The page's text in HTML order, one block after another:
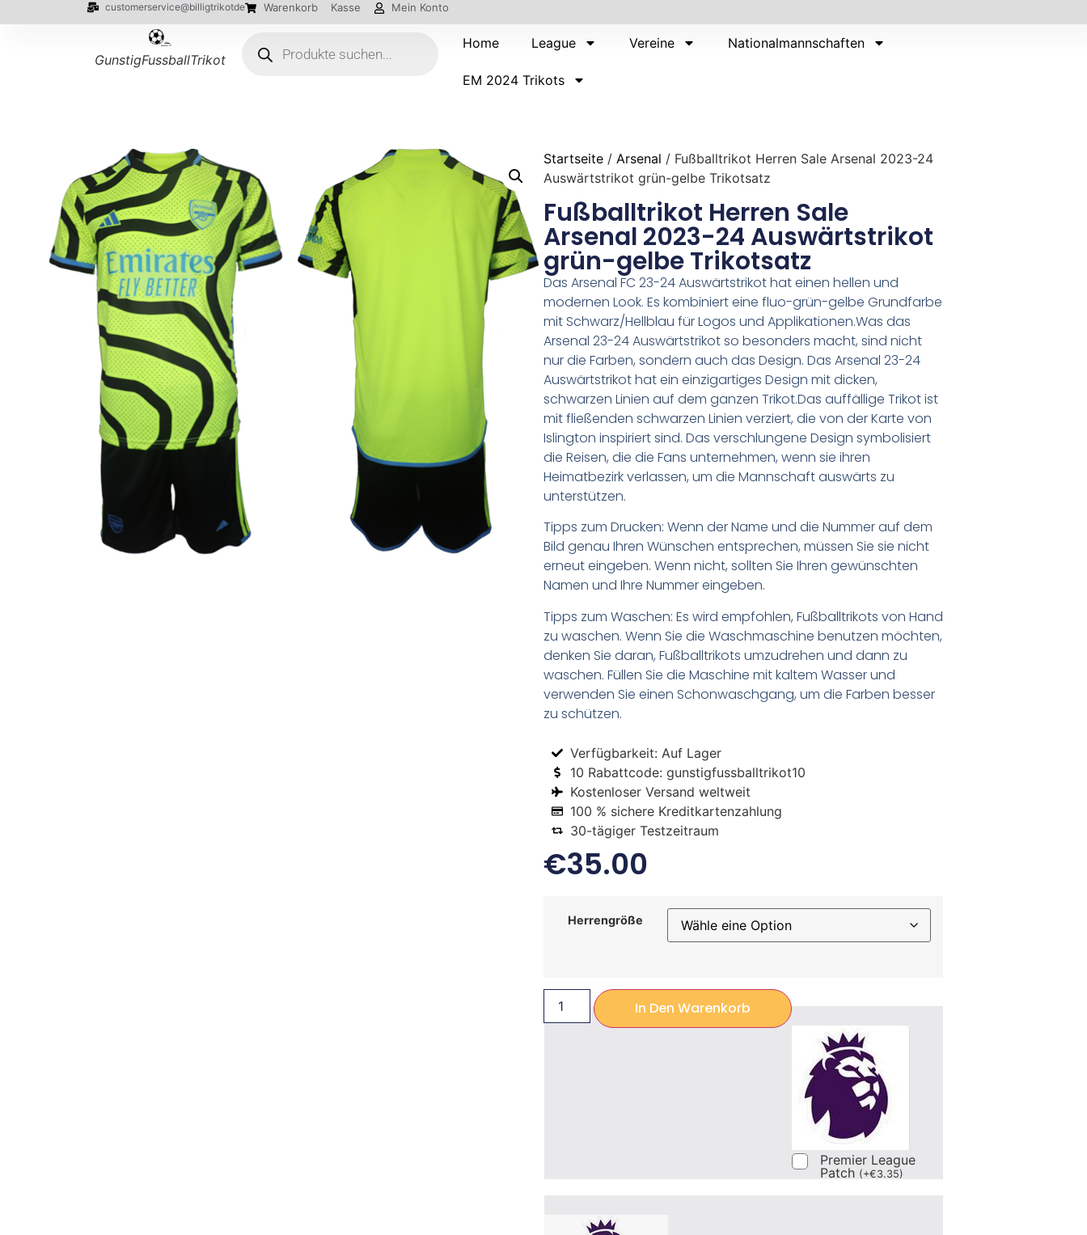
customerservice@billigtrikotde Warenkorb Kasse Mein Konto
GunstigFussballTrikot
Home League Vereine Nationalmannschaften
EM 2024 Trikots
Startseite / Arsenal / Fußballtrikot Herren Sale Arsenal 2023-24
Auswärtstrikot grün-gelbe Trikotsatz
Fußballtrikot Herren Sale
Arsenal 2023-24 Auswärtstrikot
grün-gelbe Trikotsatz
Das Arsenal FC 23-24 Auswärtstrikot hat einen hellen und
modernen Look. Es kombiniert eine fluo-grün-gelbe Grundfarbe
mit Schwarz/Hellblau für Logos und Applikationen.Was das
Arsenal 23-24 Auswärtstrikot so besonders macht, sind nicht
nur die Farben, sondern auch das Design. Das Arsenal 23-24
Auswärtstrikot hat ein einzigartiges Design mit dicken,
schwarzen Linien auf dem ganzen Trikot.Das auffällige Trikot ist
mit fließenden schwarzen Linien verziert, die von der Karte von
Islington inspiriert sind. Das verschlungene Design symbolisiert
die Reisen, die die Fans unternehmen, wenn sie ihren
Heimatbezirk verlassen, um die Mannschaft auswärts zu
unterstützen.
Tipps zum Drucken: Wenn der Name und die Nummer auf dem
Bild genau Ihren Wünschen entsprechen, müssen Sie sie nicht
erneut eingeben. Wenn nicht, sollten Sie Ihren gewünschten
Namen und Ihre Nummer eingeben.
Tipps zum Waschen: Es wird empfohlen, Fußballtrikots von Hand
zu waschen. Wenn Sie die Waschmaschine benutzen möchten,
denken Sie daran, Fußballtrikots umzudrehen und dann zu
waschen. Füllen Sie die Maschine mit kaltem Wasser und
verwenden Sie einen Schonwaschgang, um die Farben besser
zu schützen.
Verfügbarkeit: Auf Lager
10 Rabattcode: gunstigfussballtrikot10
Kostenloser Versand weltweit
100 % sichere Kreditkartenzahlung
30-tägiger Testzeitraum
€35.00
Herrengröße
In Den Warenkorb
Premier League
Patch (+€3.35)